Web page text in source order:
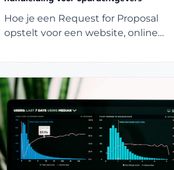
Hoe je een Request for Proposal
opstelt voor een website, online
fouten.